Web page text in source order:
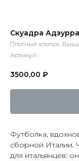
Скуадра Адзурра
Плотный хлопок.
Артикул:
3500,00 ₽
Футболка,
сборной Италии.
для итальянцев: